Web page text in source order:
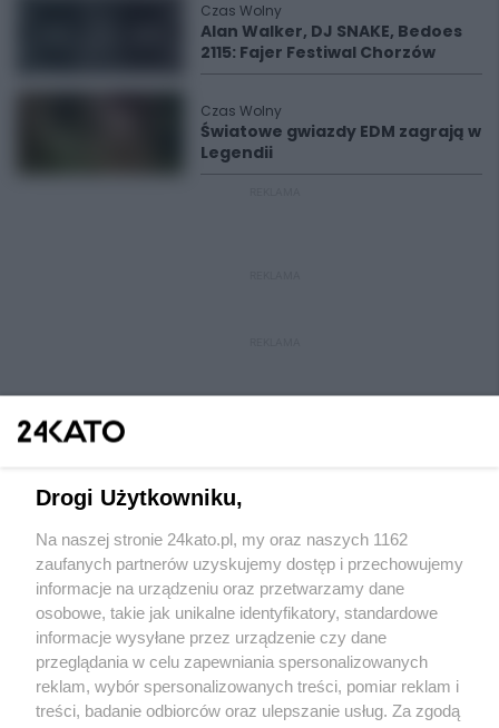
Czas Wolny
Alan Walker, DJ SNAKE, Bedoes
2115: Fajer Festiwal Chorzów
Czas Wolny
Światowe gwiazdy EDM zagrają w
Legendii
Wydawca mediów lokalnych
Nie zapomnij
zapoznać się z:
polityką prywatności regulamin korzystania z portali
Drogi Użytkowniku,
Na naszej stronie 24kato.pl, my oraz naszych 1162
zaufanych partnerów uzyskujemy dostęp i przechowujemy
informacje na urządzeniu oraz przetwarzamy dane
osobowe, takie jak unikalne identyfikatory, standardowe
informacje wysyłane przez urządzenie czy dane
przeglądania w celu zapewniania spersonalizowanych
reklam, wybór spersonalizowanych treści, pomiar reklam i
treści, badanie odbiorców oraz ulepszanie usług. Za zgodą